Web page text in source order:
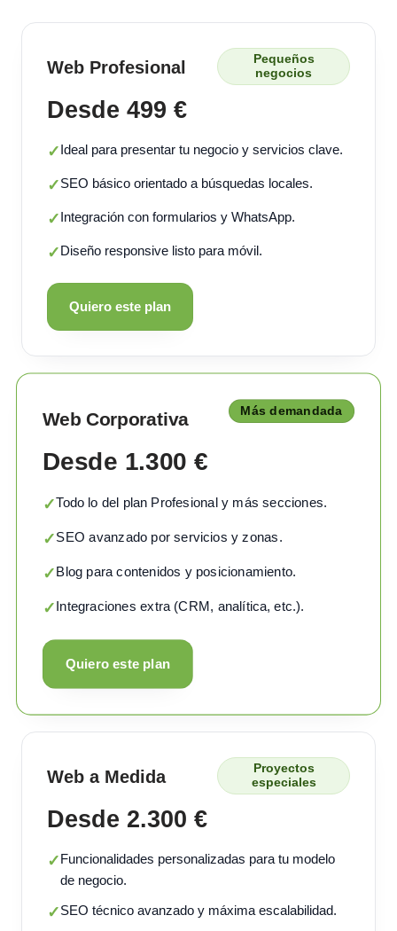
Web Profesional
Pequeños
negocios
Desde 499 €
✓Ideal para presentar tu negocio y servicios clave.
✓SEO básico orientado a búsquedas locales.
✓Integración con formularios y WhatsApp.
✓Diseño responsive listo para móvil.
Quiero este plan
Web Corporativa Más demandada
Desde 1.300 €
✓Todo lo del plan Profesional y más secciones.
✓SEO avanzado por servicios y zonas.
✓Blog para contenidos y posicionamiento.
✓Integraciones extra (CRM, analítica, etc.).
Quiero este plan
Web a Medida
Proyectos
especiales
Desde 2.300 €
✓Funcionalidades personalizadas para tu modelo
de negocio.
✓SEO técnico avanzado y máxima escalabilidad.